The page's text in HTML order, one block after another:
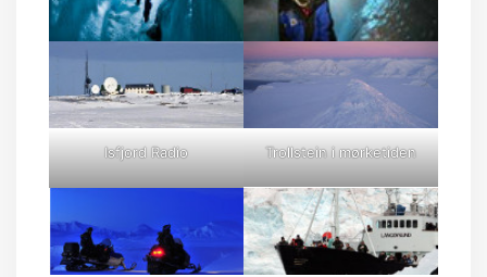
Isfjord Radio Trollstein i mørketiden